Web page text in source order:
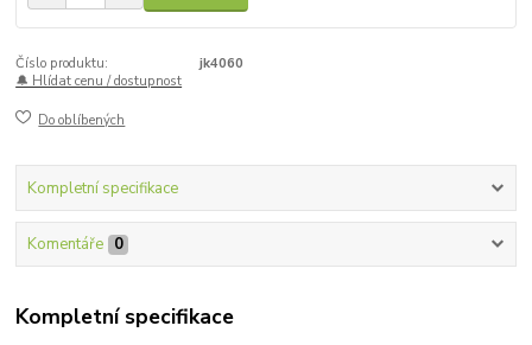
Číslo produktu:
jk4060
🔔 Hlídat cenu / dostupnost
Do oblíbených
Kompletní specifikace
Komentáře 0
Kompletní specifikace